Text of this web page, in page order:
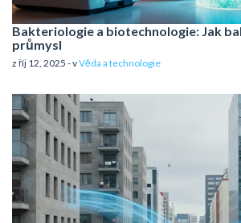
Bakteriologie a biotechnologie: Jak
průmysl
z říj 12, 2025 - vVěda a technologie